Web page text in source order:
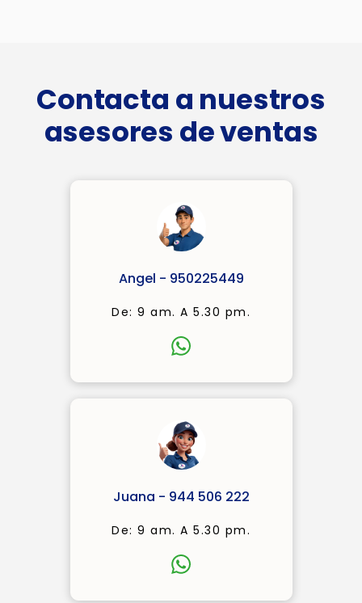
Contacta a nuestros
asesores de ventas
Angel - 950225449
De: 9 am. A 5.30 pm.
Juana - 944 506 222
De: 9 am. A 5.30 pm.